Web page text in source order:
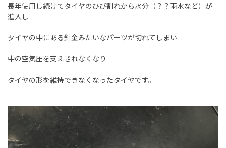
長年使用し続けてタイヤのひび割れから水分（？？雨水など）が
進入し
タイヤの中にある針金みたいなパーツが切れてしまい
中の空気圧を支えきれなくなり
タイヤの形を維持できなくなったタイヤです。